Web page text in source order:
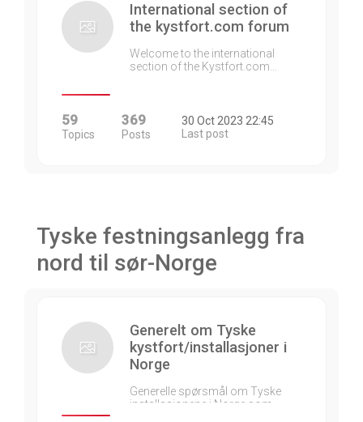
International section of
the kystfort.com forum
Welcome to the international
section of the Kystfort.com…
59
Topics
369
Posts
30 Oct 2023 22:45
Last post
Tyske festningsanlegg fra
nord til sør-Norge
Generelt om Tyske
kystfort/installasjoner i
Norge
Generelle spørsmål om Tyske
installasjonene i Norge som…